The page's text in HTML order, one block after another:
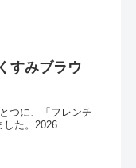
すみブラウ
つに、「フレンチ
した。2026